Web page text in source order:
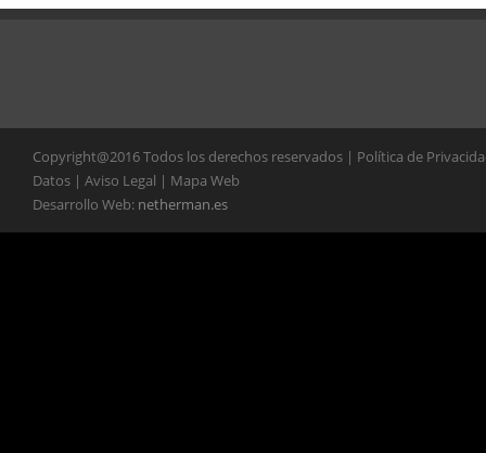
Copyright@2016 Todos los derechos reservados | Política de
Datos | Aviso Legal | Mapa Web
Desarrollo Web: netherman.es